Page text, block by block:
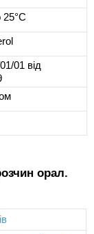
25°C
01 від
орал.